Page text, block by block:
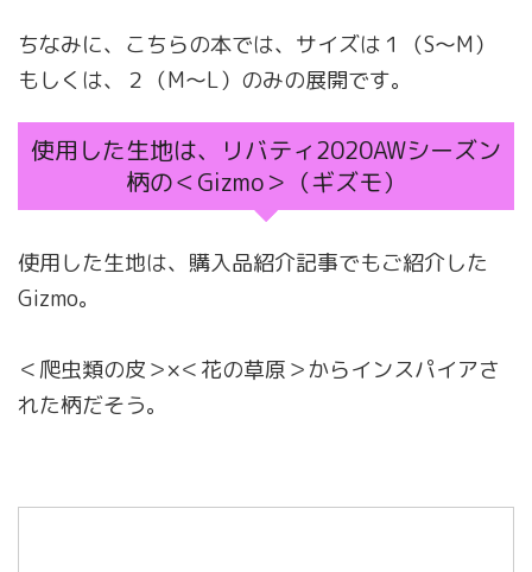
ちなみに、こちらの本では、サイズは１（S〜M）
もしくは、２（M〜L）のみの展開です。
使用した生地は、リバティ2020AWシーズン
柄の＜Gizmo＞（ギズモ）
使用した生地は、購入品紹介記事でもご紹介した
Gizmo。
＜爬虫類の皮＞×＜花の草原＞からインスパイアさ
れた柄だそう。